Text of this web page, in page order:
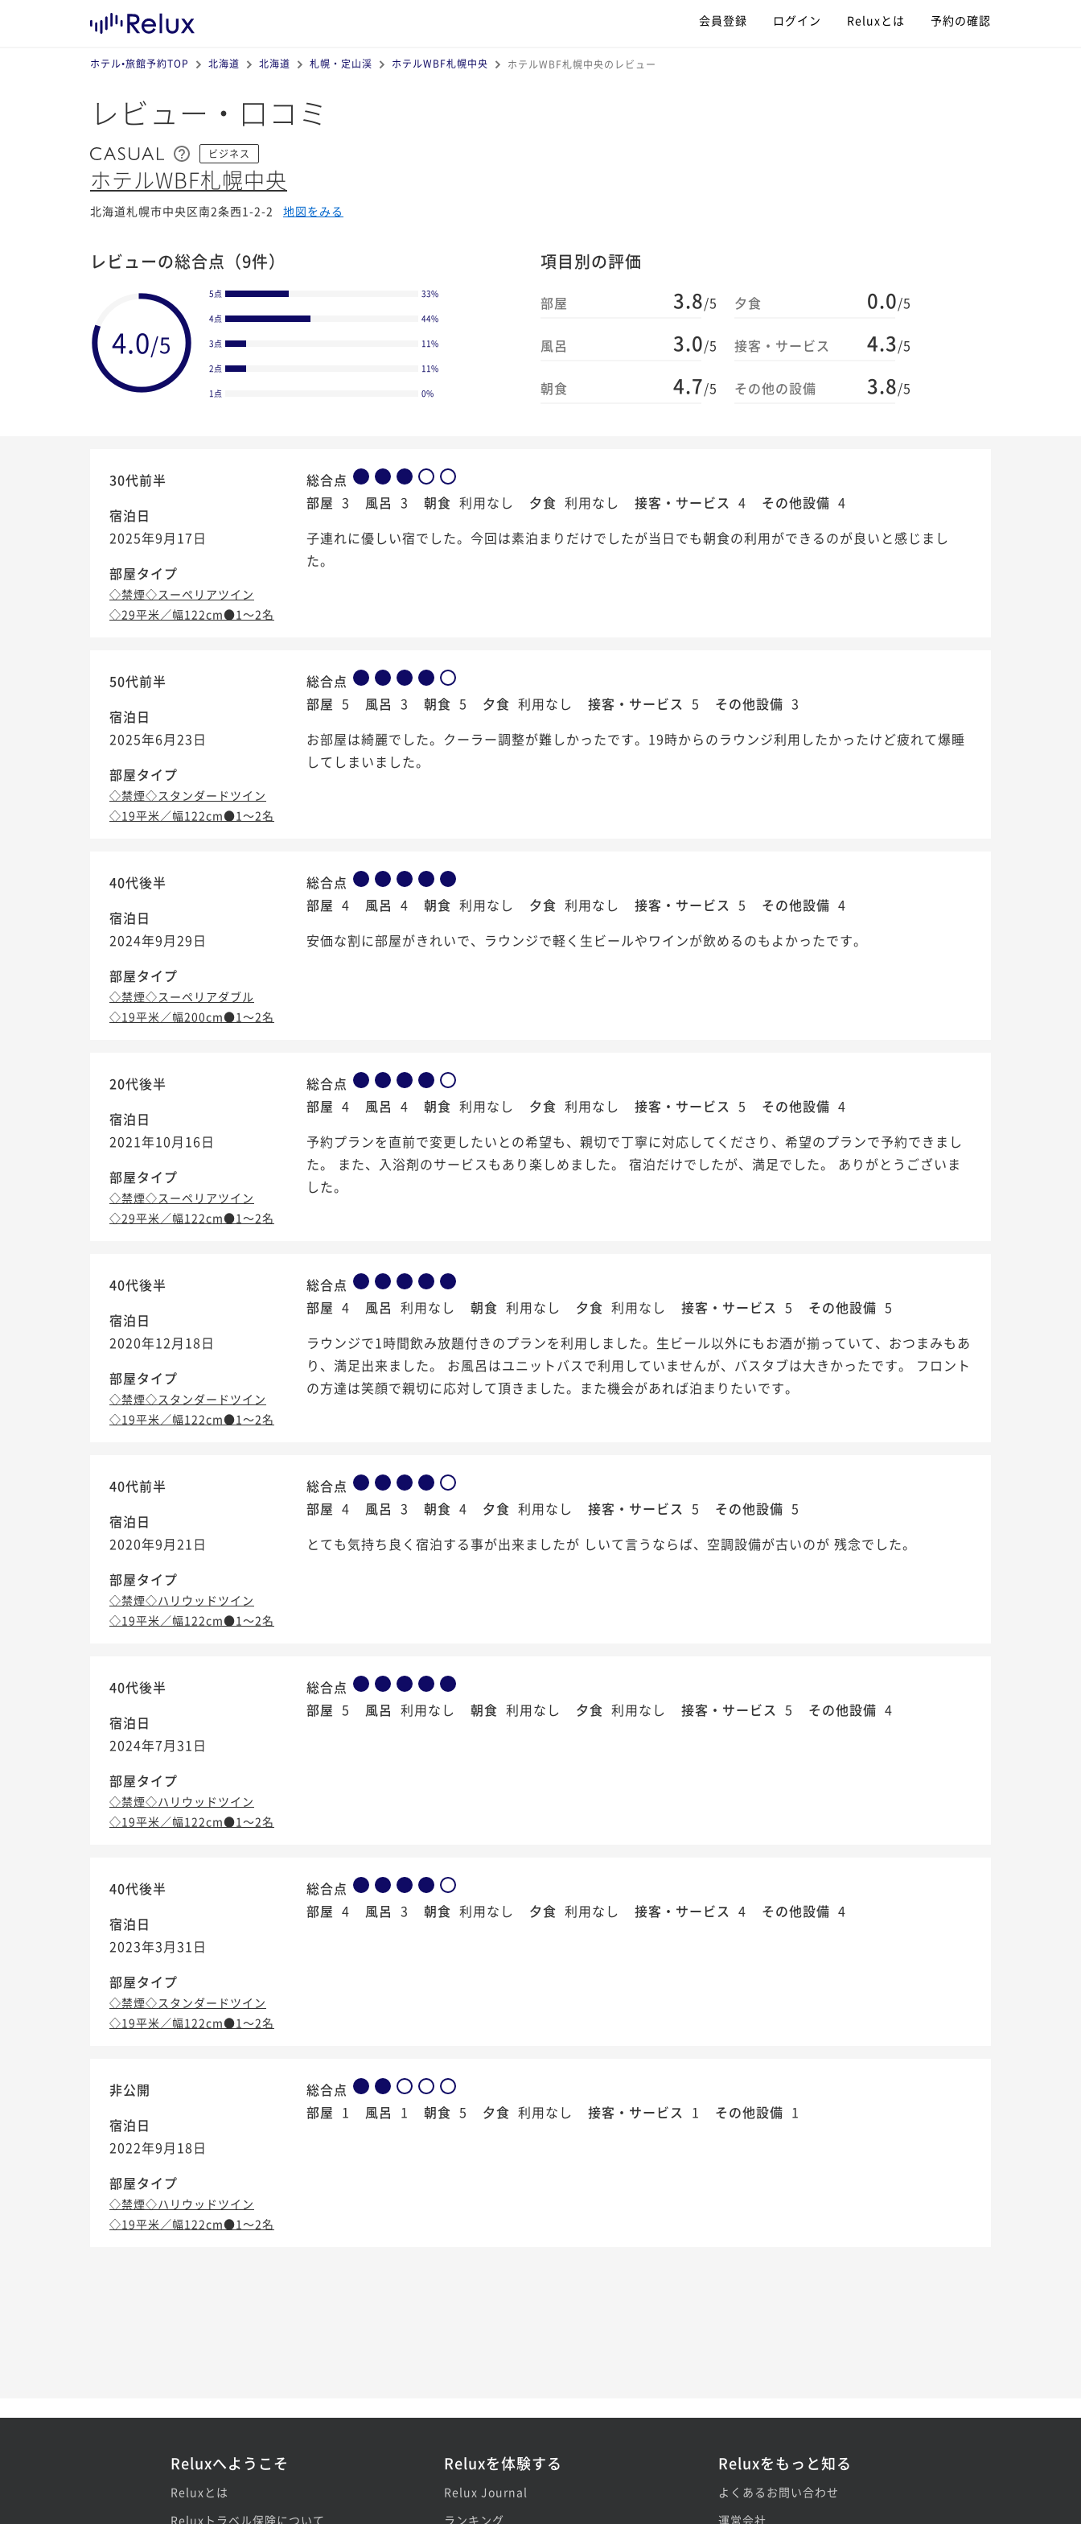
会員登録 ログイン Reluxとは 予約の確認
ホテル•旅館予約TOP 北海道 北海道 札幌・定山渓 ホテルWBF札幌中央 ホテルWBF札幌中央のレビュー
レビュー・口コミ
ビジネス
ホテルWBF札幌中央
北海道札幌市中央区南2条西1-2-2 地図をみる
レビューの総合点 （9件）
/5
5点 33%
4点 44%
3点 11%
2点 11%
1点 0%
項目別の評価
部屋 3.8/5
風呂 3.0/5
朝食 4.7/5
夕食 0.0/5
接客・サービス 4.3/5
その他の設備 3.8/5
30代前半
宿泊日
2025年9月17日
部屋タイプ
◇禁煙◇スーペリアツイン
◇29平米／幅122cm●1～2名
総合点
部屋 3 風呂 3 朝食 利用なし 夕食 利用なし 接客・サービス 4 その他設備 4
子連れに優しい宿でした。今回は素泊まりだけでしたが当日でも朝食の利用ができるのが良いと感じまし
た。
50代前半
宿泊日
2025年6月23日
部屋タイプ
◇禁煙◇スタンダードツイン
◇19平米／幅122cm●1～2名
総合点
部屋 5 風呂 3 朝食 5 夕食 利用なし 接客・サービス 5 その他設備 3
お部屋は綺麗でした。クーラー調整が難しかったです。19時からのラウンジ利用したかったけど疲れて爆睡
してしまいました。
40代後半
宿泊日
2024年9月29日
部屋タイプ
◇禁煙◇スーペリアダブル
◇19平米／幅200cm●1～2名
総合点
部屋 4 風呂 4 朝食 利用なし 夕食 利用なし 接客・サービス 5 その他設備 4
安価な割に部屋がきれいで、ラウンジで軽く生ビールやワインが飲めるのもよかったです。
20代後半
宿泊日
2021年10月16日
部屋タイプ
◇禁煙◇スーペリアツイン
◇29平米／幅122cm●1～2名
総合点
部屋 4 風呂 4 朝食 利用なし 夕食 利用なし 接客・サービス 5 その他設備 4
予約プランを直前で変更したいとの希望も、親切で丁寧に対応してくださり、希望のプランで予約できまし
た。 また、入浴剤のサービスもあり楽しめました。 宿泊だけでしたが、満足でした。 ありがとうございま
した。
40代後半
宿泊日
2020年12月18日
部屋タイプ
◇禁煙◇スタンダードツイン
◇19平米／幅122cm●1～2名
総合点
部屋 4 風呂 利用なし 朝食 利用なし 夕食 利用なし 接客・サービス 5 その他設備 5
ラウンジで1時間飲み放題付きのプランを利用しました。生ビール以外にもお酒が揃っていて、おつまみもあ
り、満足出来ました。 お風呂はユニットバスで利用していませんが、バスタブは大きかったです。 フロント
の方達は笑顔で親切に応対して頂きました。また機会があれば泊まりたいです。
40代前半
宿泊日
2020年9月21日
部屋タイプ
◇禁煙◇ハリウッドツイン
◇19平米／幅122cm●1～2名
総合点
部屋 4 風呂 3 朝食 4 夕食 利用なし 接客・サービス 5 その他設備 5
とても気持ち良く宿泊する事が出来ましたが しいて言うならば、空調設備が古いのが 残念でした。
40代後半
宿泊日
2024年7月31日
部屋タイプ
◇禁煙◇ハリウッドツイン
◇19平米／幅122cm●1～2名
総合点
部屋 5 風呂 利用なし 朝食 利用なし 夕食 利用なし 接客・サービス 5 その他設備 4
40代後半
宿泊日
2023年3月31日
部屋タイプ
◇禁煙◇スタンダードツイン
◇19平米／幅122cm●1～2名
総合点
部屋 4 風呂 3 朝食 利用なし 夕食 利用なし 接客・サービス 4 その他設備 4
非公開
宿泊日
2022年9月18日
部屋タイプ
◇禁煙◇ハリウッドツイン
◇19平米／幅122cm●1～2名
総合点
部屋 1 風呂 1 朝食 5 夕食 利用なし 接客・サービス 1 その他設備 1
Reluxへようこそ
Reluxとは
Reluxトラベル保険について
Reluxを体験する
Relux Journal
ランキング
Reluxをもっと知る
よくあるお問い合わせ
運営会社